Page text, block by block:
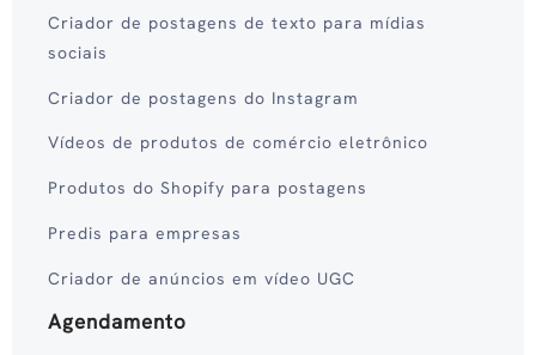
Criador de postagens de texto para mídias
sociais
Criador de postagens do Instagram
Vídeos de produtos de comércio eletrônico
Produtos do Shopify para postagens
Predis para empresas
Criador de anúncios em vídeo UGC
Agendamento